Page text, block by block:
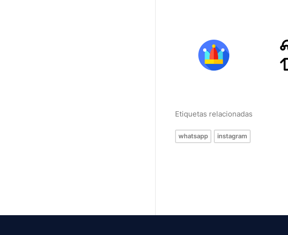
Etiquetas relacionadas
whatsapp instagram